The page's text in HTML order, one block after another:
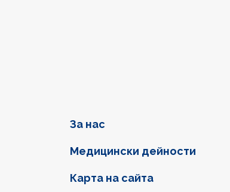
Фуутер навигация
За нас
Медицински дейности
Карта на сайта